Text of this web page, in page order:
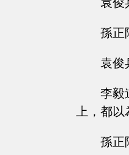
孫正
袁俊
李毅
上，都
孫正